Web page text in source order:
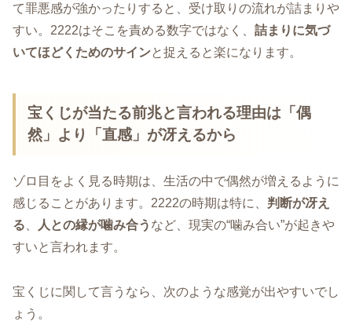
て罪悪感が強かったりすると、受け取りの流れが詰まりや
すい。2222はそこを責める数字ではなく、 詰まりに気づ
いてほどくためのサインと捉えると楽になります。
宝くじが当たる前兆と言われる理由は「偶
然」より「直感」が冴えるから
ゾロ目をよく見る時期は、生活の中で偶然が増えるように
感じることがあります。2222の時期は特に、 判断が冴え
る
人との縁が噛み合う など、現実の“噛み合い”が起きや
すいと言われます。
宝くじに関して言うなら、次のような感覚が出やすいでし
ょう。